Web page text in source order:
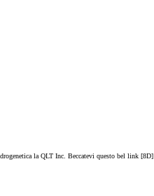
la QLT Inc. Beccatevi questo bel link [8D]